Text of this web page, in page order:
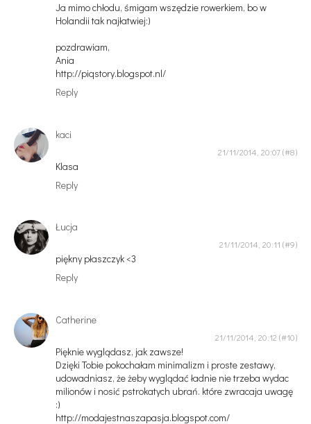
Ja mimo chłodu, śmigam wszędzie rowerkiem, bo w
Holandii tak najłatwiej:)
pozdrawiam,
Ania
http://piqstory.blogspot.nl/
Reply
kaci
21/11/2014, 20:07
Klasa
Reply
Łucja
21/11/2014, 20:11
piękny płaszczyk <3
Reply
Catherine
21/11/2014, 20:12
Pięknie wyglądasz, jak zawsze!
Dzięki Tobie pokochałam minimalizm i proste zestawy,
udowadniasz, że żeby wyglądać ładnie nie trzeba wydac
milionów i nosić pstrokatych ubrań. które zwracaja uwagę
:)
http://modajestnaszapasja.blogspot.com/